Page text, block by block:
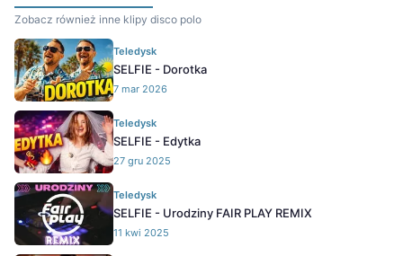
Zobacz również inne klipy disco polo
Teledysk
SELFIE - Dorotka
7 mar 2026
Teledysk
SELFIE - Edytka
27 gru 2025
Teledysk
SELFIE - Urodziny FAIR PLAY REMIX
11 kwi 2025